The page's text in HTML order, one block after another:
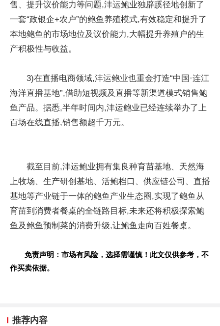
售、提升议价能力等问题,沣运鲍业独辟蹊径地创新了
一套“政银企+农户”的鲍鱼养殖模式,有效稳定和提升了
本地鲍鱼的市场地位及议价能力,大幅提升养殖户的生
产积极性与收益。
3)在直播电商领域,沣运鲍业也重金打造“中国·连江
海洋直播基地”,借助短视频及直播等新渠道模式销售鲍
鱼产品。据悉,半年时间内,沣运鲍业已经连续举办了上
百场在线直播,销售额超千万元。
截至目前,沣运鲍业拥有集良种育苗基地、天然海
上牧场、生产研创基地、活鲍档口、供应链公司、直播
基地等产业链于一体的鲍鱼产业生态圈,实现了鲍鱼从
育苗到消费者餐桌的全链路目标,未来还将积极探索鲍
鱼及鲍鱼预制菜的消费升级,让鲍鱼走向百姓餐桌。
免责声明：市场有风险，选择需谨慎！此文仅供参考，不
作买卖依据。
推荐内容